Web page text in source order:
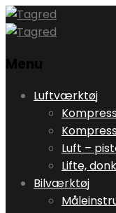
Menu
Skip
content
Luftværktøj
Luft –
Lifte,
Bilværktøj